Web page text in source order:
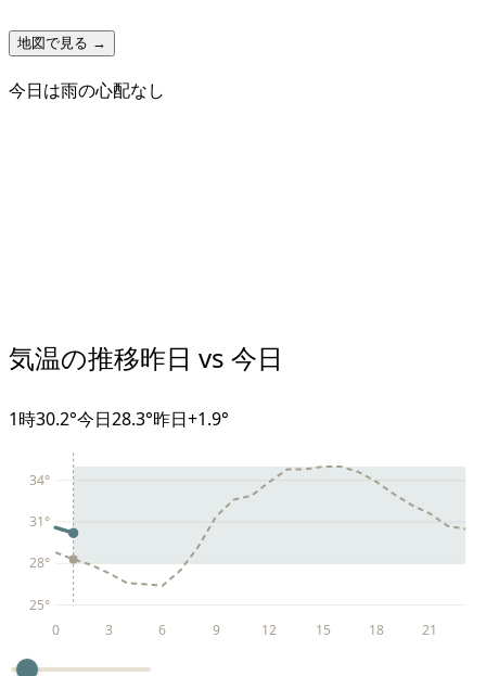
地図で見る →
今日は雨の心配なし
気温の推移昨日 vs 今日
1時30.2°今日28.3°昨日+1.9°
25°
28°
31°
34°
0 3 6 9 12 15 18 21